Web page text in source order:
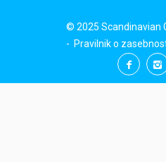
© 2025 Scandinavian
- Pravilnik o